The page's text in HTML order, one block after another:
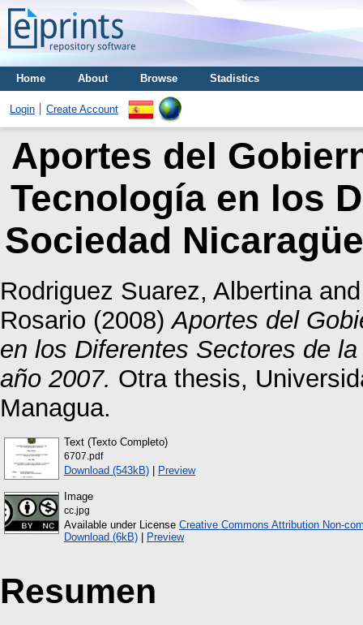
Home About Browse Stadistics
Login Create Account
Aportes del
Tecnología en los
Sociedad
Rodriguez Suarez, Albertina
Rosario (2008)Aportes del
en los Diferentes Sectores de
año 2007. Otra thesis,
Managua.
Text (Texto Completo)
6707.pdf
Download (543kB) | Preview
Image
cc.jpg
Available under License Creative Commons Attribution Non-
Download (6kB) | Preview
Resumen